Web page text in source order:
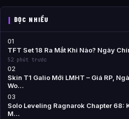
ĐỌC NHIỀU
01
TFT Set 18 Ra Mắt Khi Nào? Ngày
52 phút trước
02
Skin T1 Galio Mới LMHT – Giá RP,
Wo…
03
Solo Leveling Ragnarok Chapter 68:
M…